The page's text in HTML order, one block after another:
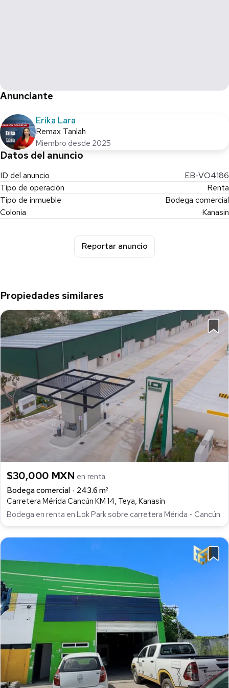
Anunciante
Erika Lara
Remax Tanlah
Miembro desde 2025
Datos del anuncio
ID del anuncio
EB-VO4186
Tipo de operación
Renta
Tipo de inmueble
Bodega comercial
Colonia
Kanasin
Reportar anuncio
Propiedades similares
$30,000 MXN en renta
Bodega comercial
243.6 m²
Carretera Mérida Cancún KM 14, Teya, Kanasín
Bodega en renta en Lok Park sobre carretera Mérida - Cancún